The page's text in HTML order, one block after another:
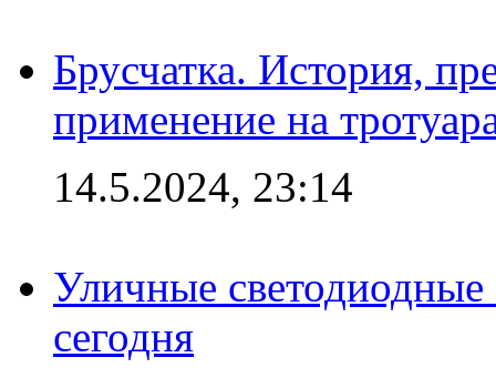
Брусчатка. История,
применение на
14.5.2024, 23:14
Уличные
сегодня